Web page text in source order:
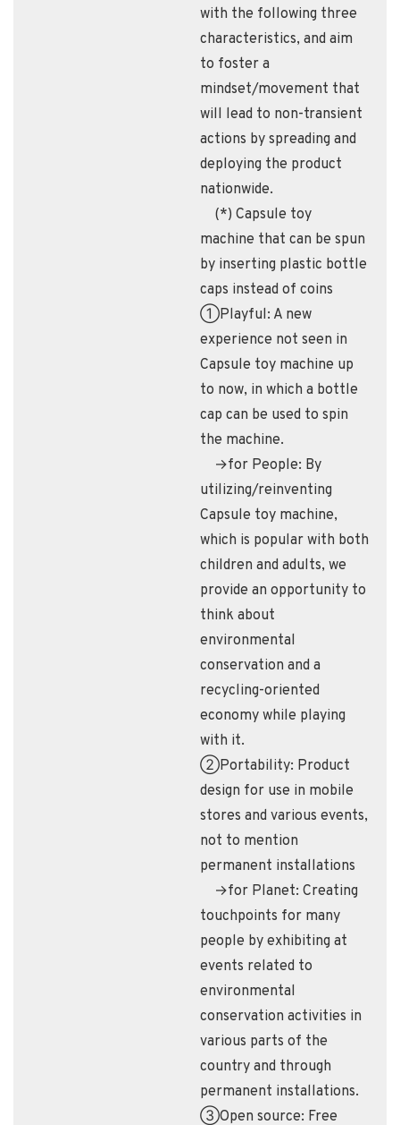
with the following three
characteristics, and aim
to foster a
mindset/movement that
will lead to non-transient
actions by spreading and
deploying the product
nationwide.
(*) Capsule toy
machine that can be spun
by inserting plastic bottle
caps instead of coins
①Playful: A new
experience not seen in
Capsule toy machine up
to now, in which a bottle
cap can be used to spin
the machine.
→for People: By
utilizing/reinventing
Capsule toy machine,
which is popular with both
children and adults, we
provide an opportunity to
think about
environmental
conservation and a
recycling-oriented
economy while playing
with it.
②Portability: Product
design for use in mobile
stores and various events,
not to mention
permanent installations
→for Planet: Creating
touchpoints for many
people by exhibiting at
events related to
environmental
conservation activities in
various parts of the
country and through
permanent installations.
③Open source: Free